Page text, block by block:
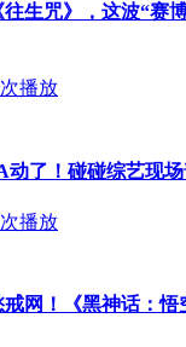
生咒》，这波“赛
播放
了！碰碰综艺现场
播放
网！《黑神话：悟